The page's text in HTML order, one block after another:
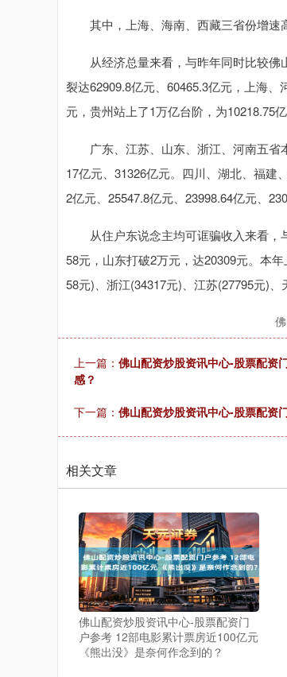
其中，上海、海南、西藏三省份增速
从经济总量来看，与昨年同时比较
裂达62909.8亿元、60465.3亿元，上海
元，贵州站上了1万亿台阶，为10218.75亿
广东、江苏、山东、浙江、河南五
17亿元、31326亿元。四川、湖北、福建
2亿元、25547.8亿元、23998.64亿元、
从住户东说念主均可诓骗收入来看
58元，山东打破2万元，达20309元。本
58元)、浙江(34317元)、江苏(27795元)、
上一篇： 佛山配资炒股资讯中心-股票配资
感？
下一篇： 佛山配资炒股资讯中心-股票配资
相关文章
佛山配资炒股资讯中心-股票配资门
户参考 12部电影累计票房近100亿元
《熊出没》是奈何作念到的？